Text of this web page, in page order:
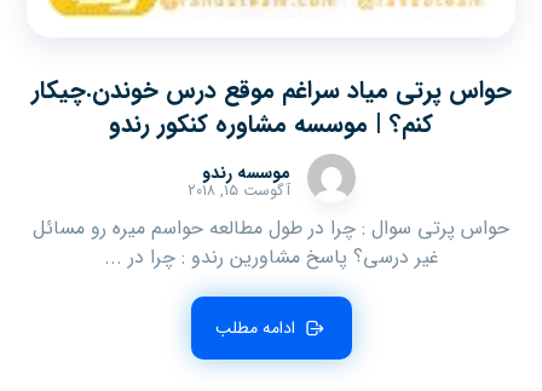
حواس پرتی میاد سراغم موقع درس خوندن.چیکار
کنم؟ | موسسه مشاوره کنکور رندو
موسسه رندو
آگوست ۱۵, ۲۰۱۸
حواس پرتی سوال : چرا در طول مطالعه حواسم میره رو مسائل
غیر درسی؟ پاسخ مشاورین رندو : چرا در ...
ادامه مطلب